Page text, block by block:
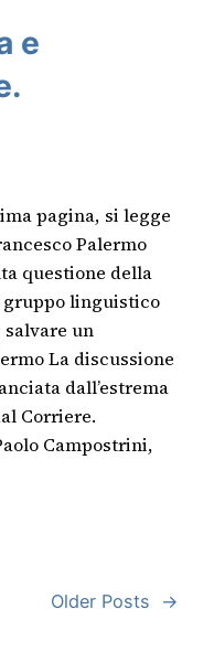
e
pagina, si legge
Palermo
questione della
gruppo linguistico
salvare un
La discussione
dall’estrema
Corriere.
Campostrini,
Older Posts →